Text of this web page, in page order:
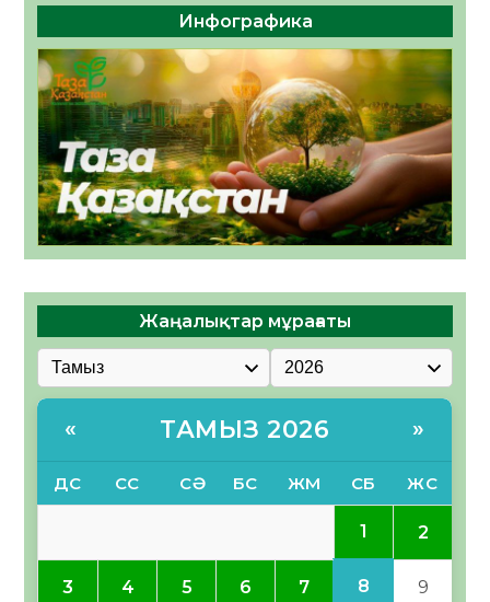
Инфографика
Жаңалықтар мұрағаты
« ТАМЫЗ 2026 »
ДС СС СӘ БС ЖМ СБ ЖС
1 2
3 4 5 6 7 8 9